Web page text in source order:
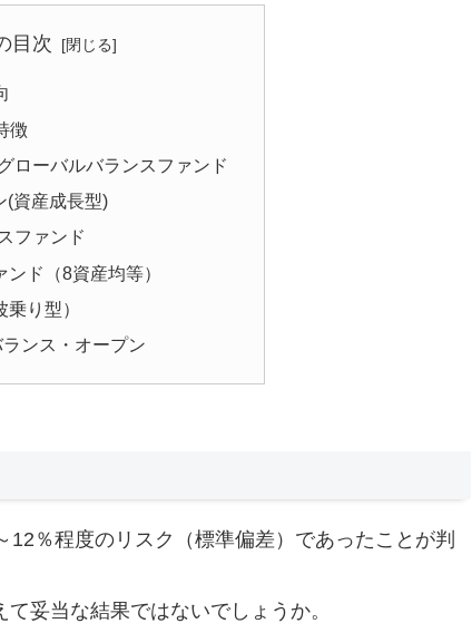
目次
徴
ローバルバランスファンド
(資産成長型)
ファンド
ド（8資産均等）
り型）
ンス・オープン
％程度のリスク（標準偏差）であったことが判
妥当な結果ではないでしょうか。